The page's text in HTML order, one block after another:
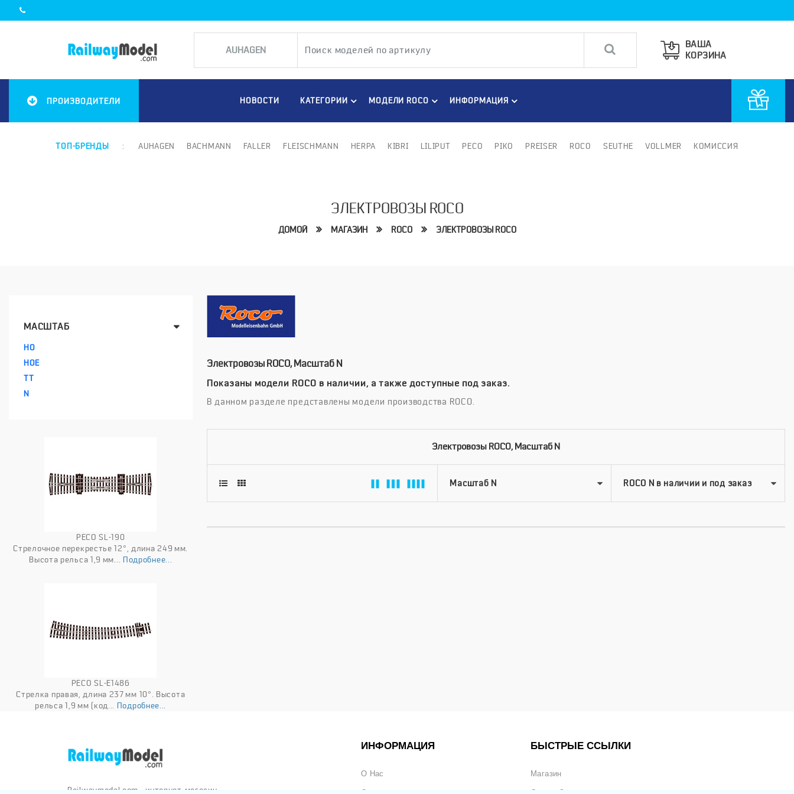
ВАША
КОРЗИНА
ПРОИЗВОДИТЕЛИ НОВОСТИ КАТЕГОРИИ МОДЕЛИ ROCO ИНФОРМАЦИЯ
ТОП-БРЕНДЫ : AUHAGEN BACHMANN FALLER FLEISCHMANN HERPA KIBRI LILIPUT PECO PIKO PREISER ROCO SEUTHE VOLLMER КОМИССИЯ
ЭЛЕКТРОВОЗЫ ROCO
ДОМОЙ МАГАЗИН ROCO ЭЛЕКТРОВОЗЫ ROCO
МАСШТАБ
HO
HOE
TT
N
PECO SL-190
Стрелочное перекрестье 12°, длина 249 мм.
Высота рельса 1,9 мм... Подробнее...
PECO SL-E1486
Стрелка правая, длина 237 мм 10°. Высота
рельса 1,9 мм (код... Подробнее...
Электровозы ROCO, Масштаб N
Показаны модели ROCO в наличии, а также доступные под заказ.
В данном разделе представлены модели производства ROCO.
Электровозы ROCO, Масштаб N
Railwaymodel.com - интернет-магазин
ИНФОРМАЦИЯ
О Нас
БЫСТРЫЕ ССЫЛКИ
Магазин